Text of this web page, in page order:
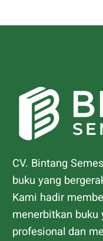
CV. Bintang
buku yang
Kami hadir
menerbitkan buku
profesional dan